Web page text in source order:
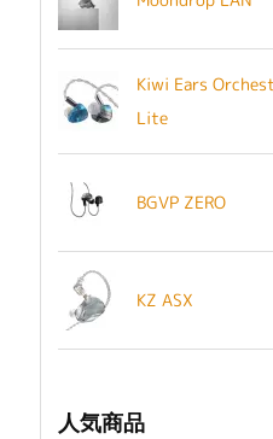
Kiwi Ears
Lite
BGVP ZERO
KZ ASX
人気商品